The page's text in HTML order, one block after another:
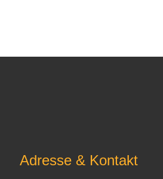
Adresse & Kontakt